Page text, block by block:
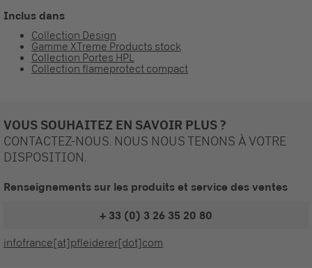
Inclus dans
Collection Design
Gamme XTreme Products stock
Collection Portes HPL
Collection flameprotect compact
VOUS SOUHAITEZ EN SAVOIR PLUS ?
CONTACTEZ-NOUS. NOUS NOUS TENONS À VOTRE
DISPOSITION.
Renseignements sur les produits et service des ventes
+ 33 (0) 3 26 35 20 80
infofrance[at]pfleiderer[dot]com